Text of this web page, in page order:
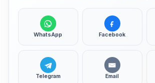
WhatsApp Facebook
Telegram Email